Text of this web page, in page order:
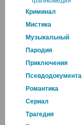
Криминал
Мистика
Музыкальный
Пародия
Приключения
Романтика
Cериал
Трагедия